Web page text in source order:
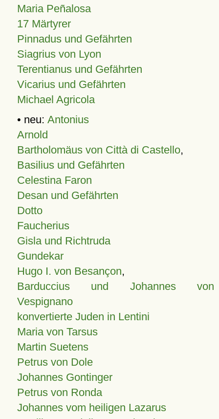
Maria Peñalosa
17 Märtyrer
Pinnadus und Gefährten
Siagrius von Lyon
Terentianus und Gefährten
Vicarius und Gefährten
Michael Agricola
• neu: Antonius
Arnold
Bartholomäus von Città di Castello,
Basilius und Gefährten
Celestina Faron
Desan und Gefährten
Dotto
Faucherius
Gisla und Richtruda
Gundekar
Hugo I. von Besançon,
Barduccius und Johannes von
Vespignano
konvertierte Juden in Lentini
Maria von Tarsus
Martin Suetens
Petrus von Dole
Johannes Gontinger
Petrus von Ronda
Johannes vom heiligen Lazarus